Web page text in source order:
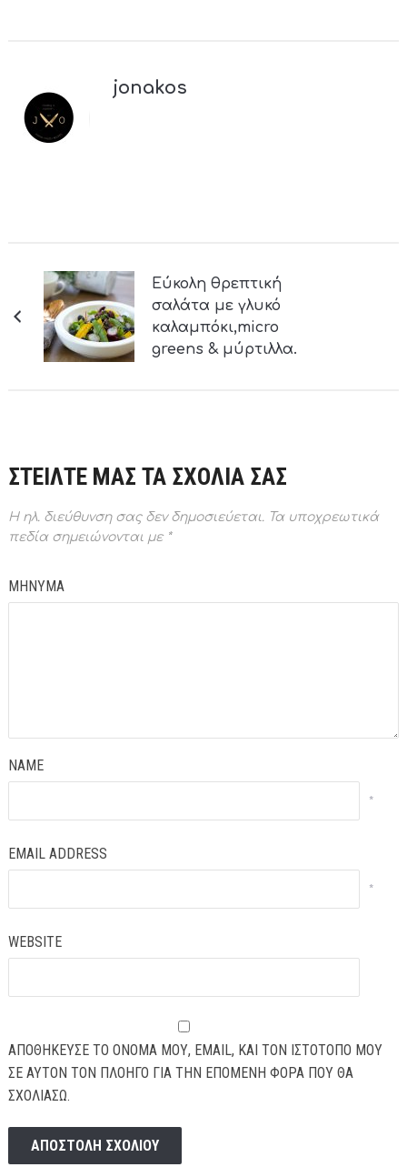
jonakos
Εύκολη θρεπτική
σαλάτα με γλυκό
καλαμπόκι,micro
greens & μύρτιλλα.
ΣΤΕΙΛΤΕ ΜΑΣ ΤΑ ΣΧΟΛΙΑ ΣΑΣ
Η ηλ. διεύθυνση σας δεν δημοσιεύεται.Τα υποχρεωτικά
πεδία σημειώνονται με *
ΜΗΝΥΜΑ
NAME
*
EMAIL ADDRESS
*
WEBSITE
ΑΠΟΘΉΚΕΥΣΕ ΤΟ ΌΝΟΜΆ ΜΟΥ, EMAIL, ΚΑΙ ΤΟΝ ΙΣΤΌΤΟΠΟ ΜΟΥ
ΣΕ ΑΥΤΌΝ ΤΟΝ ΠΛΟΗΓΌ ΓΙΑ ΤΗΝ ΕΠΌΜΕΝΗ ΦΟΡΆ ΠΟΥ ΘΑ
ΣΧΟΛΙΆΣΩ.